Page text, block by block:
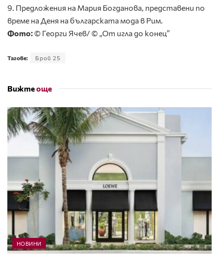
9. Предложения на Мария Богданова, представени по
време на Деня на българската мода в Рим.
Фото:© Георги Ячев/ © „От игла до конец”
Тагове: Брой 25
Вижтеоще
НОВИНИ